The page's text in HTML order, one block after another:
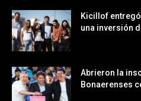
Kicillof
una inversión
Abrieron la
Bonaerenses